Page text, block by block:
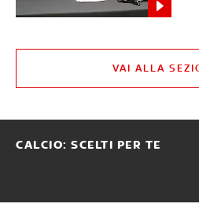
VAI ALLA
CALCIO: SCELTI PER TE